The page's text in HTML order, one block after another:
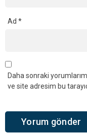
Ad *
Daha sonraki
ve site adresim bu